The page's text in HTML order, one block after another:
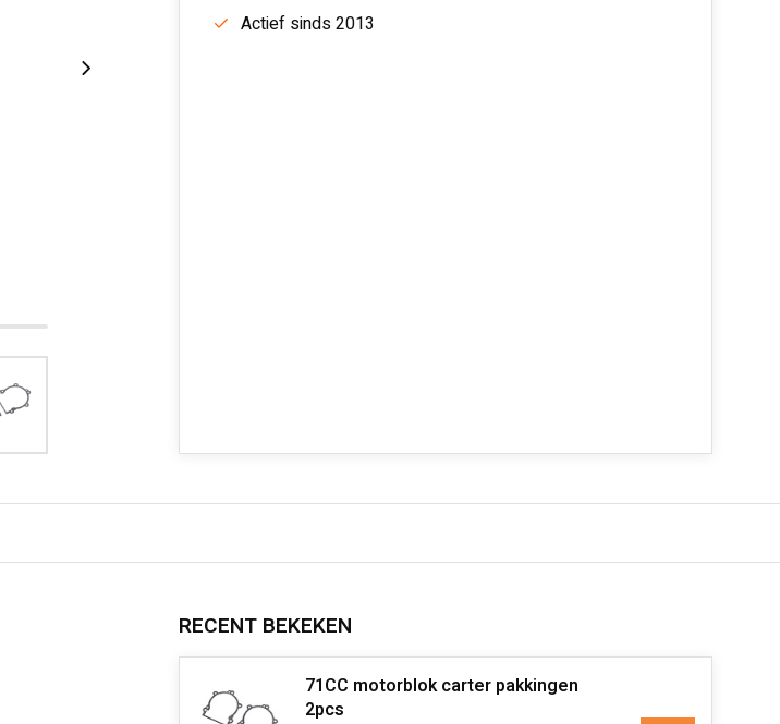
Actief sinds 2013
RECENT BEKEKEN
71CC motorblok carter pakkingen
2pcs